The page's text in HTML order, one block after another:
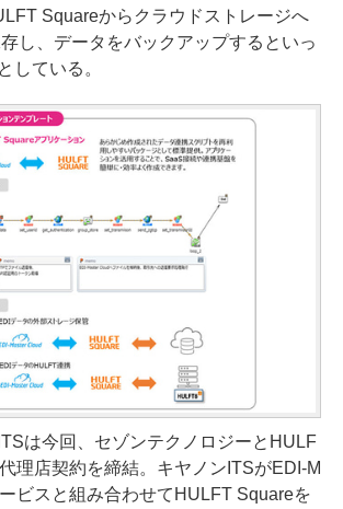
Squareからクラウドストレージへ
し、データをバックアップするといっ
している。
は今回、セゾンテクノロジーとHULF
理店契約を締結。キヤノンITSがEDI-M
ビスと組み合わせてHULFT Squareを